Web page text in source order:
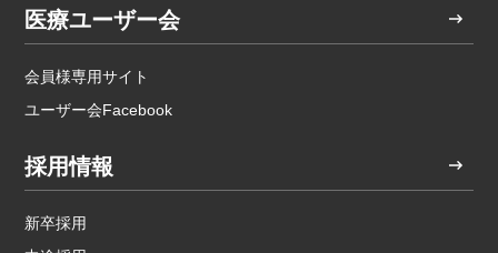
医療ユーザー会
会員様専用サイト
ユーザー会Facebook
採用情報
新卒採用